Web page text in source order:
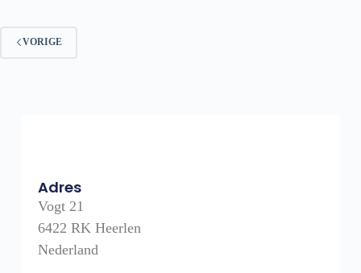
VORIGE
Adres
Vogt 21
6422 RK Heerlen
Nederland